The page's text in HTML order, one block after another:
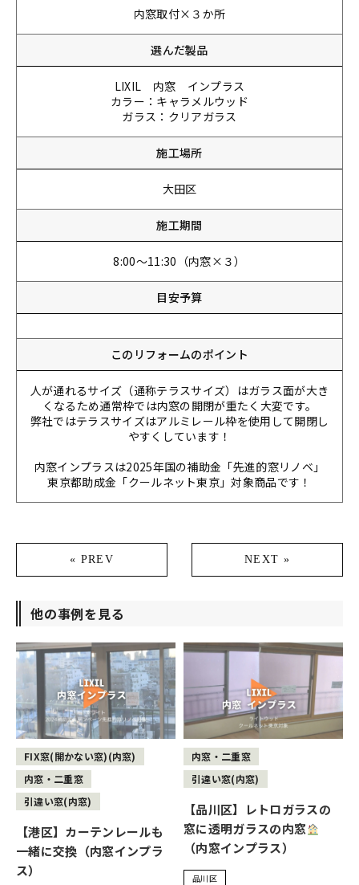
内窓取付×３か所
選んだ製品
LIXIL 内窓 インプラス
カラー：キャラメルウッド
ガラス：クリアガラス
施工場所
大田区
施工期間
8:00～11:30（内窓×３）
目安予算
このリフォームのポイント
人が通れるサイズ（通称テラスサイズ）はガラス面が大き
くなるため通常枠では内窓の開閉が重たく大変です。
弊社ではテラスサイズはアルミレール枠を使用して開閉し
やすくしています！
内窓インプラスは2025年国の補助金「先進的窓リノベ」
東京都助成金「クールネット東京」対象商品です！
« PREV NEXT »
他の事例を見る
FIX窓(開かない窓)(内窓)
内窓・二重窓
引違い窓(内窓)
【港区】カーテンレールも
一緒に交換（内窓インプラ
ス）
内窓・二重窓
引違い窓(内窓)
【品川区】レトロガラスの
窓に透明ガラスの内窓
（内窓インプラス）
品川区